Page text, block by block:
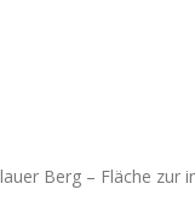
Berg – Fläche zur